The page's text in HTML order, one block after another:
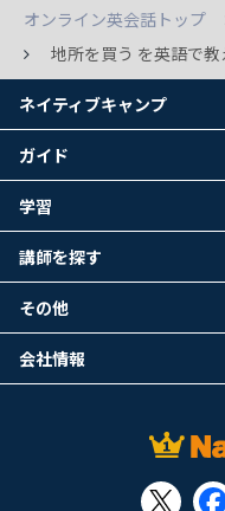
オンライン英会話トップ
地所を買う を英語で教
ネイティブキャンプ
ガイド
学習
講師を探す
その他
会社情報